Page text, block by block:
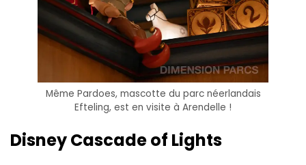
Même Pardoes, mascotte du parc néerlandais
Efteling, est en visite à Arendelle !
Disney Cascade of Lights